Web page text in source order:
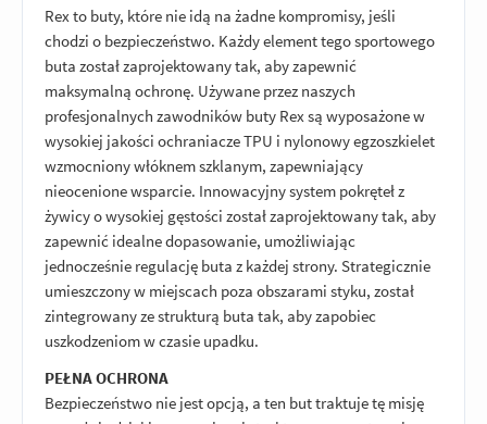
Rex to buty, które nie idą na żadne kompromisy, jeśli
chodzi o bezpieczeństwo. Każdy element tego sportowego
buta został zaprojektowany tak, aby zapewnić
maksymalną ochronę. Używane przez naszych
profesjonalnych zawodników buty Rex są wyposażone w
wysokiej jakości ochraniacze TPU i nylonowy egzoszkielet
wzmocniony włóknem szklanym, zapewniający
nieocenione wsparcie. Innowacyjny system pokręteł z
żywicy o wysokiej gęstości został zaprojektowany tak, aby
zapewnić idealne dopasowanie, umożliwiając
jednocześnie regulację buta z każdej strony. Strategicznie
umieszczony w miejscach poza obszarami styku, został
zintegrowany ze strukturą buta tak, aby zapobiec
uszkodzeniom w czasie upadku.
PEŁNA OCHRONA
Bezpieczeństwo nie jest opcją, a ten but traktuje tę misję